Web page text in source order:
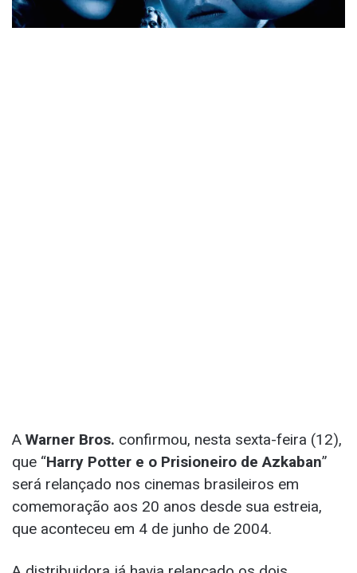
A Warner Bros. confirmou, nesta sexta-feira (12),
que “Harry Potter e o Prisioneiro de Azkaban”
será relançado nos cinemas brasileiros em
comemoração aos 20 anos desde sua estreia,
que aconteceu em 4 de junho de 2004.